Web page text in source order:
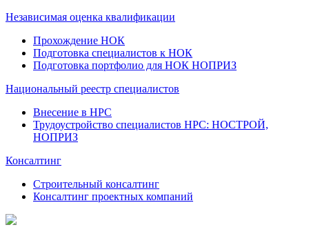
Независимая оценка квалификации
Прохождение НОК
Подготовка специалистов к НОК
Подготовка портфолио для НОК НОПРИЗ
Национальный реестр специалистов
Внесение в НРС
Трудоустройство специалистов НРС: НОСТРОЙ,
НОПРИЗ
Консалтинг
Строительный консалтинг
Консалтинг проектных компаний